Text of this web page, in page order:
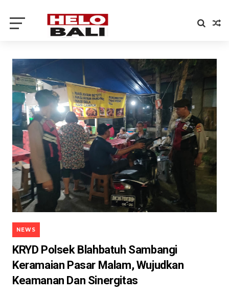
NEWS
KRYD Polsek Blahbatuh Sambangi
Keramaian Pasar Malam, Wujudkan
Keamanan Dan Sinergitas